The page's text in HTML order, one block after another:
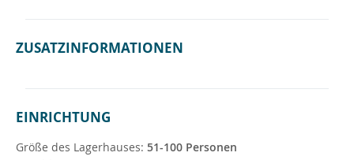
ZUSATZINFORMATIONEN
EINRICHTUNG
Größe des Lagerhauses: 51-100 Personen